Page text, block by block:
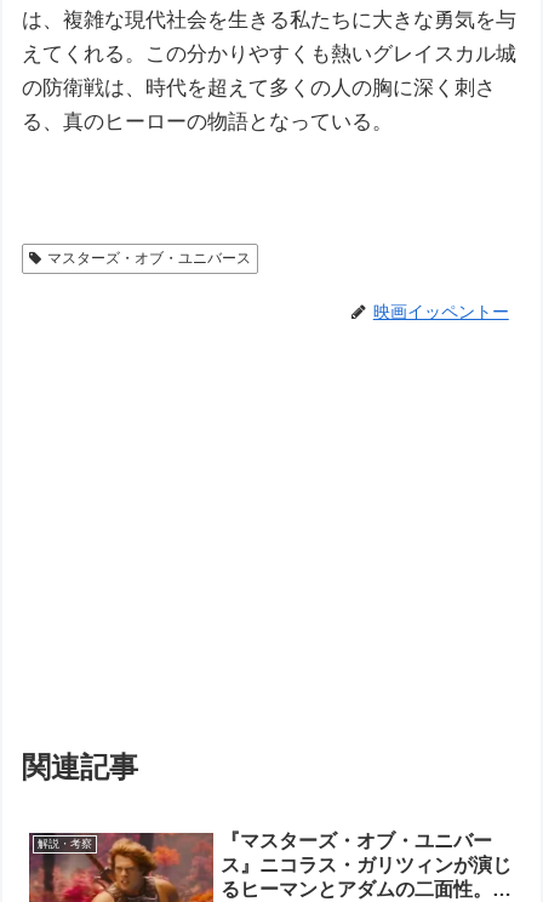
は、複雑な現代社会を生きる私たちに大きな勇気を与
えてくれる。この分かりやすくも熱いグレイスカル城
の防衛戦は、時代を超えて多くの人の胸に深く刺さ
る、真のヒーローの物語となっている。
マスターズ・オブ・ユニバース
映画イッペントー
関連記事
解説・考察
『マスターズ・オブ・ユニバー
ス』ニコラス・ガリツィンが演じ
るヒーマンとアダムの二面性。涙